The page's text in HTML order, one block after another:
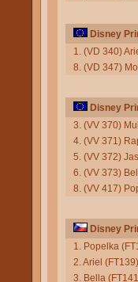
Disney
1. (VD 340)
8. (VD 347)
Disney
3. (VV 370)
4. (VV 371)
5. (VV 372)
6. (VV 373)
8. (VV 417)
Disney
1. Popelka
2. Ariel (FT139)
3. Bella